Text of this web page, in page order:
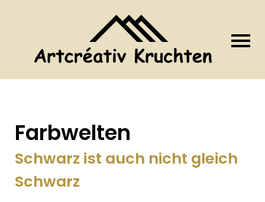
Farbwelten
Schwarz ist auch nicht gleich
Schwarz